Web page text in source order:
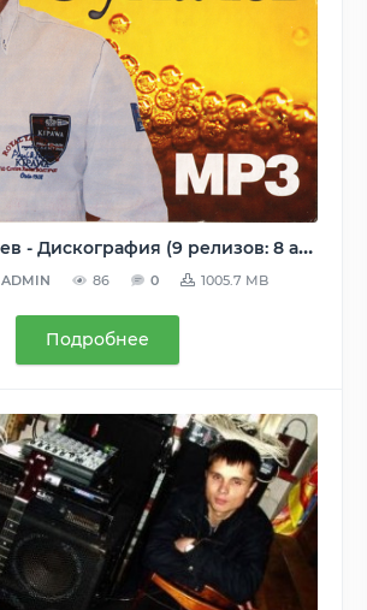
Сергей Сухачев - Дискография (9 релизов: 8 альбомов, 1 сингл) 2011-2021, MP3, 320 kbps
ADMIN 86 0 1005.7 MB
Подробнее